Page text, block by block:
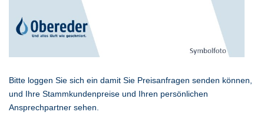
Bitte loggen Sie sich ein damit Sie Preisanfragen senden können,
und Ihre Stammkundenpreise und Ihren persönlichen
Ansprechpartner sehen.